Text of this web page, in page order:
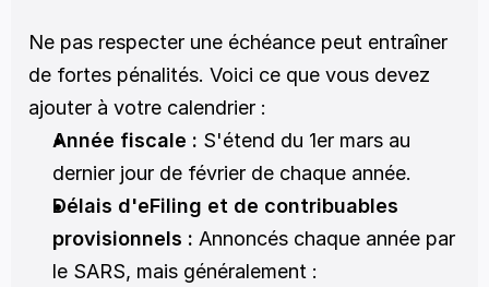
Ne pas respecter une échéance peut entraîner
de fortes pénalités. Voici ce que vous devez
ajouter à votre calendrier :
Année fiscale : S'étend du 1er mars au
dernier jour de février de chaque année.
Délais d'eFiling et de contribuables
provisionnels : Annoncés chaque année par
le SARS, mais généralement :